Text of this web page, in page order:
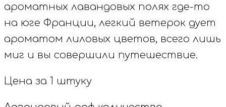
ароматных лавандовых полях где-то
на юге Франции, легкий ветерок дует
ароматом лиловых цветов, всего лишь
миг и вы совершили путешествие.
Цена за 1 штуку